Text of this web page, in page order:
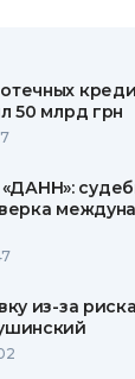
50 млрд грн
из-за